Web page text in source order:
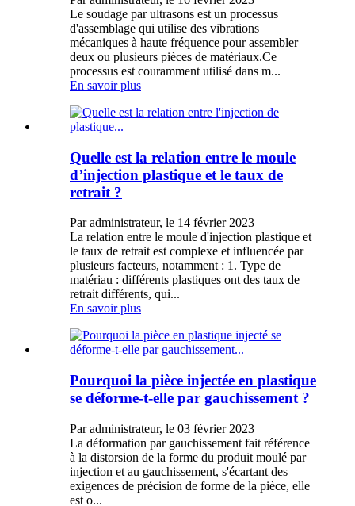
Le soudage par ultrasons est un processus
d'assemblage qui utilise des vibrations
mécaniques à haute fréquence pour assembler
deux ou plusieurs pièces de matériaux.Ce
processus est couramment utilisé dans m...
En savoir plus
Quelle est la relation entre le moule
d’injection plastique et le taux de
retrait ?
Par administrateur, le 14 février 2023
La relation entre le moule d'injection plastique et
le taux de retrait est complexe et influencée par
plusieurs facteurs, notamment : 1. Type de
matériau : différents plastiques ont des taux de
retrait différents, qui...
En savoir plus
Pourquoi la pièce injectée en plastique
se déforme-t-elle par gauchissement ?
Par administrateur, le 03 février 2023
La déformation par gauchissement fait référence
à la distorsion de la forme du produit moulé par
injection et au gauchissement, s'écartant des
exigences de précision de forme de la pièce, elle
est o...